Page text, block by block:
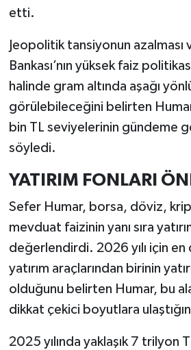
etti.
Jeopolitik tansiyonun azalması
Bankası’nın yüksek faiz
halinde gram altında aşağı
görülebileceğini belirten
bin TL seviyelerinin gündeme
söyledi.
YATIRIM FONLARI
Sefer Humar, borsa, döviz,
mevduat faizinin yanı sıra
değerlendirdi. 2026 yılı için en
yatırım araçlarından birinin
olduğunu belirten Humar, bu
dikkat çekici boyutlara
2025 yılında yaklaşık 7 trilyon